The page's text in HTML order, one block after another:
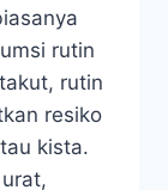
rutin
rutin
resiko
kista.